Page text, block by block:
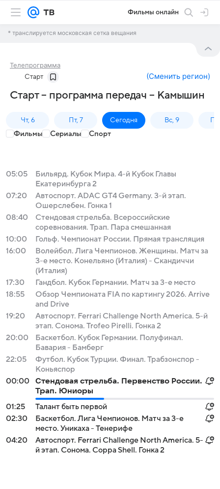
Фильмы онлайн
* транслируется московская сетка вещания
Телепрограмма
Старт (Сменить регион)
Старт – программа передач – Камышин
Чт, 6 Пт, 7 Сегодня Вс, 9
Фильмы Сериалы Спорт
05:05
Бильярд. Кубок Мира. 4-й Кубок Главы
Екатеринбурга 2
07:20
Автоспорт. ADAC GT4 Germany. 3-й этап.
Ошерслебен. Гонка 1
08:40
Стендовая стрельба. Всероссийские
соревнования. Трап. Пара смешанная
10:00
Гольф. Чемпионат России. Прямая трансляция
16:00
Волейбол. Лига Чемпионов. Женщины. Матч за
3-е место. Конельяно (Италия) - Скандиччи
(Италия)
17:30
Гандбол. Кубок Германии. Матч за 3-е место
18:55
Обзор Чемпионата FIA по картингу 2026. Arrive
and Drive
19:20
Автоспорт. Ferrari Challenge North America. 5-й
этап. Сонома. Trofeo Pirelli. Гонка 2
20:00
Баскетбол. Кубок Германии. Полуфинал.
Бавария - Бамберг
22:05
Футбол. Кубок Турции. Финал. Трабзонспор -
Коньяспор
00:00
Стендовая стрельба. Первенство России.
Трап. Юниоры
01:25
Талант быть первой
02:30
Баскетбол. Лига Чемпионов. Матч за 3-е
место. Уникаха - Тенерифе
04:20
Автоспорт. Ferrari Challenge North America. 5-
й этап. Сонома. Coppa Shell. Гонка 2